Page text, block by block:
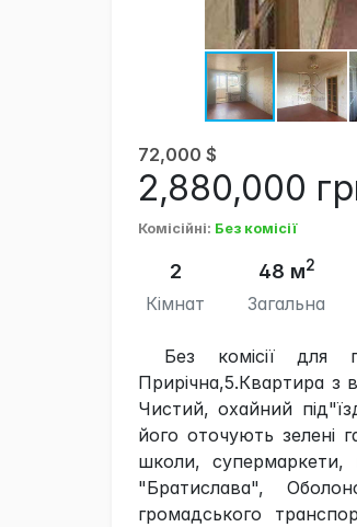
72,000 $
2,880,000
Комісійні: Без комісії
2
Кімнат
48 м2
Загальна
Без комісії
Прирічна,5.Квартира з
Чистий, охайний
його оточують зелені
школи,
"Братислава",
громадського